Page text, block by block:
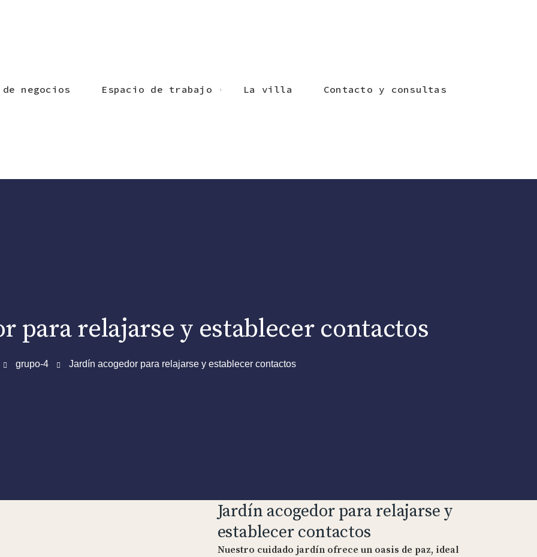
negocios Espacio de trabajo La villa Contacto y consultas
para relajarse y establecer contactos
grupo-4 Jardín acogedor para relajarse y establecer contactos
Jardín acogedor para relajarse y
establecer contactos
Nuestro cuidado jardín ofrece un oasis de paz, ideal